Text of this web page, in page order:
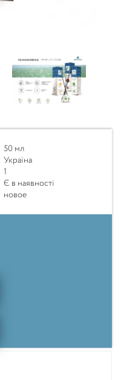
50 мл
Україна
1
Є в наявності
новое